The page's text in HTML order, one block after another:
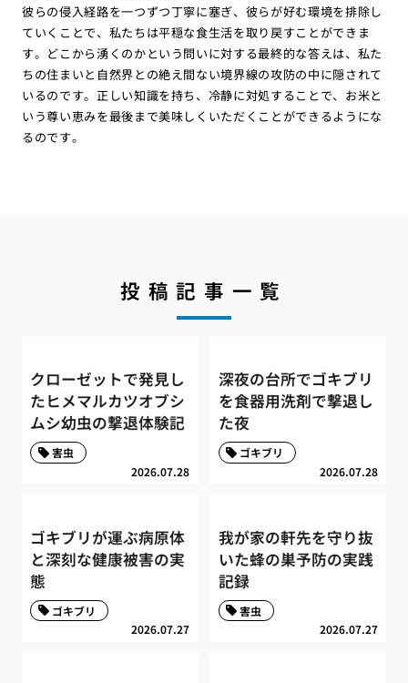
彼らの侵入経路を一つずつ丁寧に塞ぎ、彼らが好む環境を排除し
ていくことで、私たちは平穏な食生活を取り戻すことができま
す。どこから湧くのかという問いに対する最終的な答えは、私た
ちの住まいと自然界との絶え間ない境界線の攻防の中に隠されて
いるのです。正しい知識を持ち、冷静に対処することで、お米と
いう尊い恵みを最後まで美味しくいただくことができるようにな
るのです。
投稿記事一覧
クローゼットで発見し
たヒメマルカツオブシ
ムシ幼虫の撃退体験記
2026.07.28
害虫
深夜の台所でゴキブリ
を食器用洗剤で撃退し
た夜
2026.07.28
ゴキブリ
ゴキブリが運ぶ病原体
と深刻な健康被害の実
態
2026.07.27
ゴキブリ
我が家の軒先を守り抜
いた蜂の巣予防の実践
記録
2026.07.27
害虫